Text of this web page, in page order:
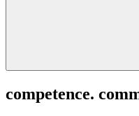
competence.